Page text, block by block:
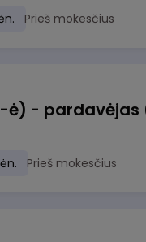
Prieš mokesčius
Prieš mokesčius